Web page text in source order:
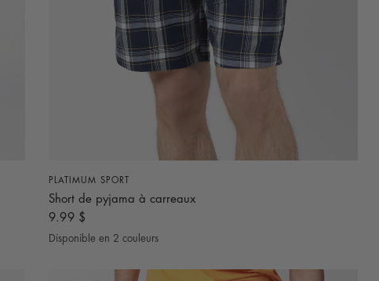
PLATIMUM SPORT
Short de pyjama à carreaux
9.99 $
Noir
Disponible en 2 couleurs